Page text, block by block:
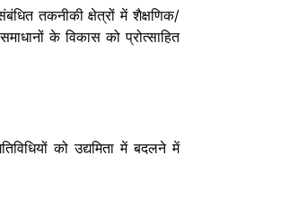
तकनीकी क्षेत्रों में शैक्षणिक/
के विकास को प्रोत्साहित
को उद्यमिता में बदलने में